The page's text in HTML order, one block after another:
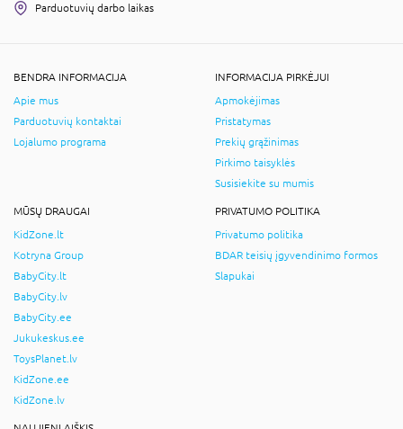
Parduotuvių darbo laikas
BENDRA INFORMACIJA
Apie mus
Parduotuvių kontaktai
Lojalumo programa
INFORMACIJA PIRKĖJUI
Apmokėjimas
Pristatymas
Prekių grąžinimas
Pirkimo taisyklės
Susisiekite su mumis
MŪSŲ DRAUGAI
KidZone.lt
Kotryna Group
BabyCity.lt
BabyCity.lv
BabyCity.ee
Jukukeskus.ee
ToysPlanet.lv
KidZone.ee
KidZone.lv
PRIVATUMO POLITIKA
Privatumo politika
BDAR teisių įgyvendinimo formos
Slapukai